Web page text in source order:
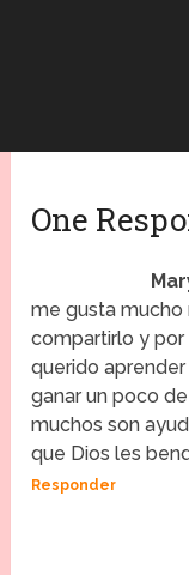
One
me gusta mucho
compartirlo y
querido
ganar un poco
muchos son
que Dios les
Responder